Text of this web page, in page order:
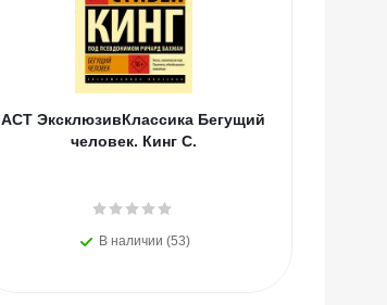
АСТ ЭксклюзивКлассика Бегущий
человек. Кинг С.
В наличии (53)